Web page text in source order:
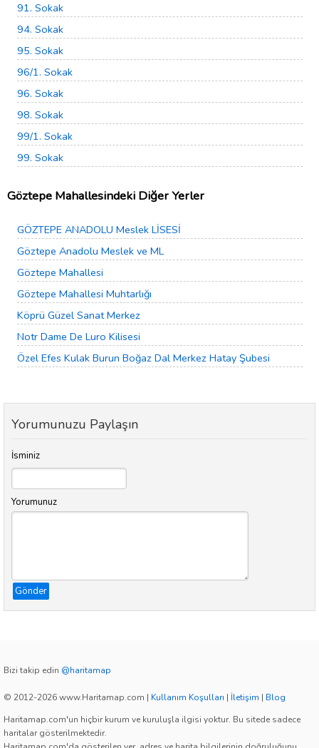
91. Sokak
94. Sokak
95. Sokak
96/1. Sokak
96. Sokak
98. Sokak
99/1. Sokak
99. Sokak
Göztepe Mahallesindeki Diğer Yerler
GÖZTEPE ANADOLU Meslek LİSESİ
Göztepe Anadolu Meslek ve ML
Göztepe Mahallesi
Göztepe Mahallesi Muhtarlığı
Köprü Güzel Sanat Merkez
Notr Dame De Luro Kilisesi
Özel Efes Kulak Burun Boğaz Dal Merkez Hatay Şubesi
Yorumunuzu Paylaşın
İsminiz
Yorumunuz
Gönder
Bizi takip edin @haritamap
© 2012-2026 www.Haritamap.com | Kullanım Koşulları | İletişim | Blog
Haritamap.com'un hiçbir kurum ve kuruluşla ilgisi yoktur. Bu sitede sadece
haritalar gösterilmektedir.